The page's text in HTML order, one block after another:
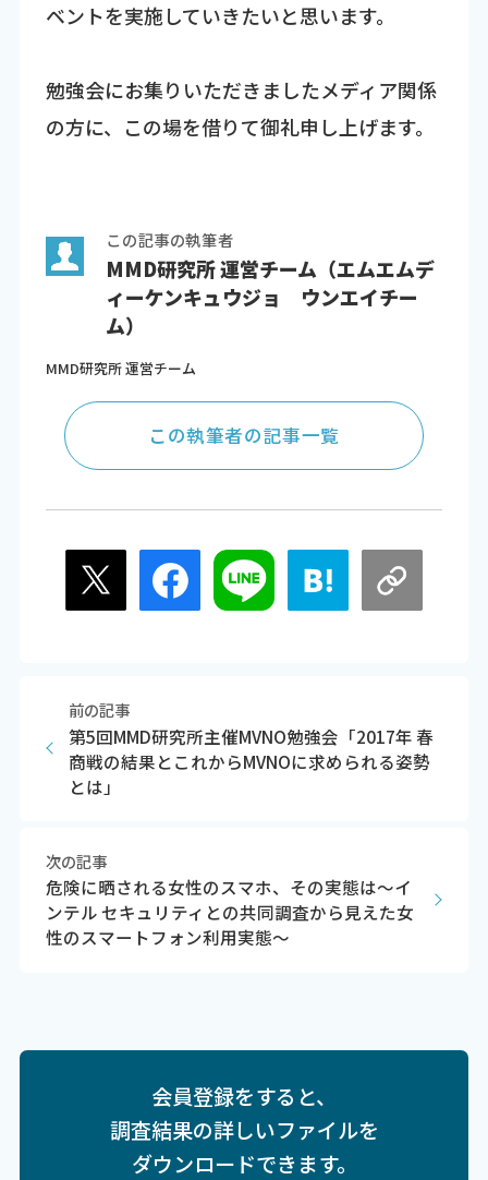
ベントを実施していきたいと思います。
勉強会にお集りいただきましたメディア関係
の方に、この場を借りて御礼申し上げます。
この記事の執筆者
MMD研究所 運営チーム（エムエムデ
ィーケンキュウジョ ウンエイチー
ム）
MMD研究所 運営チーム
この執筆者の記事一覧
前の記事
第5回MMD研究所主催MVNO勉強会「2017年 春
商戦の結果とこれからMVNOに求められる姿勢
とは」
次の記事
危険に晒される女性のスマホ、その実態は～イ
ンテル セキュリティとの共同調査から見えた女
性のスマートフォン利用実態～
会員登録をすると、
調査結果の詳しいファイルを
ダウンロードできます。